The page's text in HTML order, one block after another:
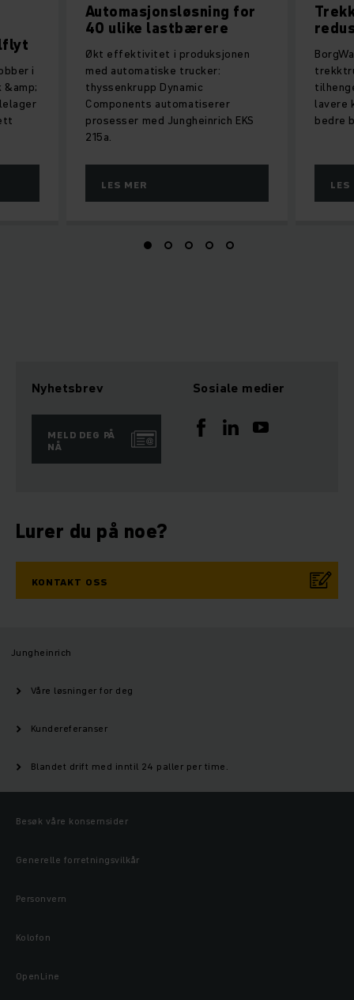
Automasjonsløsning for
40 ulike lastbærere
Økt effektivitet i produksjonen
med automatiske trucker:
thyssenkrupp Dynamic
Components automatiserer
prosesser med Jungheinrich EKS
215a.
LES MER
lavere
bedre
LES
i
Nyhetsbrev
MELD DEG PÅ
NÅ
Sosiale medier
Lurer du på noe?
KONTAKT OSS
Jungheinrich
Våre løsninger for deg
Kundereferanser
Blandet drift med inntil 24 paller per time.
Besøk våre konsernsider
Generelle forretningsvilkår
Personvern
Kolofon
OpenLine